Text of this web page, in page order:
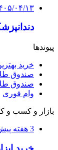
۱۴۰۵/۰۴/
پیوندها
خرید
صندوق
صندوق
وام فوری
بازار و کسب و
3 هفته پیش